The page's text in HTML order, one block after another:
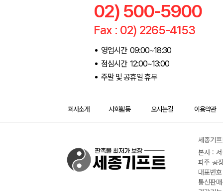
02) 500-5900
Fax : 02) 2265-4153
영업시간 09:00~18:30
점심시간 12:00~13:00
주말 및 공휴일 휴무
회사소개 사회활동 오시는길 이용약관
세종기
본사 :
파주 공
대표번
통신판